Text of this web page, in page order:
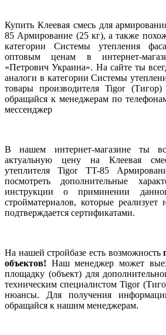
Купить Клеевая смесь для
85 Армирование (25 кг), а также
категории Системы утепления
оптовым ценам в интернет-
«Петрович Украина». На сайте ты
аналоги в категории Системы
товары производителя Tigor
обращайся к менеджерам по
мессенджер
В нашем интернет-магазине ты
актуальную цену на Клеевая
утеплителя Tigor TT-85
посмотреть дополнительные
инструкции о приминении
стройматериалов, которые реализует
подтверждается сертификатами.
На нашей стройбазе есть возможность
объектов! Наш менеджер может
площадку (объект) для
техническим специалистом Tigor
нюансы. Для получения
обращайся к нашим менеджерам.